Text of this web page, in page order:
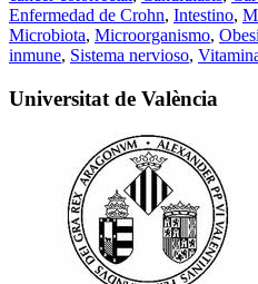
Enfermedad de Crohn, Intestino,
Microbiota, Microorganismo,
inmune, Sistema nervioso,
Universitat de València